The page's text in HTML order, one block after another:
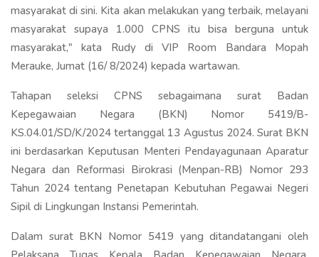
masyarakat di sini. Kita akan melakukan yang terbaik, melayani
masyarakat supaya 1.000 CPNS itu bisa berguna untuk
masyarakat," kata Rudy di VIP Room Bandara Mopah
Merauke, Jumat (16/ 8/2024) kepada wartawan.
Tahapan seleksi CPNS sebagaimana surat Badan
Kepegawaian Negara (BKN) Nomor 5419/B-
KS.04.01/SD/K/2024 tertanggal 13 Agustus 2024. Surat BKN
ini berdasarkan Keputusan Menteri Pendayagunaan Aparatur
Negara dan Reformasi Birokrasi (Menpan-RB) Nomor 293
Tahun 2024 tentang Penetapan Kebutuhan Pegawai Negeri
Sipil di Lingkungan Instansi Pemerintah.
Dalam surat BKN Nomor 5419 yang ditandatangani oleh